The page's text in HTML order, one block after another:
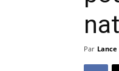
Par Lance